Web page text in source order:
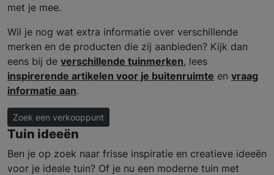
met je mee.
Wil je nog wat extra informatie over verschillende
merken en de producten die zij aanbieden? Kijk dan
eens bij de verschillende tuinmerken, lees
inspirerende artikelen voor je buitenruimte en vraag
informatie aan.
Zoek een verkooppunt
Tuin ideeën
Ben je op zoek naar frisse inspiratie en creatieve ideeën
voor je ideale tuin? Of je nu een moderne tuin met